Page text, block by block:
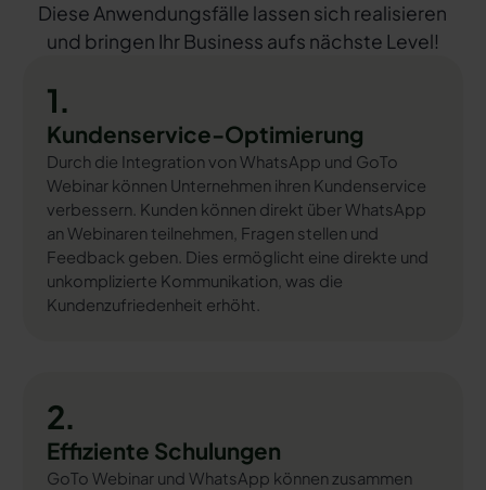
Diese Anwendungsfälle lassen sich realisieren
und bringen Ihr Business aufs nächste Level!
1.
Kundenservice-Optimierung
Durch die Integration von WhatsApp und GoTo
Webinar können Unternehmen ihren Kundenservice
verbessern. Kunden können direkt über WhatsApp
an Webinaren teilnehmen, Fragen stellen und
Feedback geben. Dies ermöglicht eine direkte und
unkomplizierte Kommunikation, was die
Kundenzufriedenheit erhöht.
2.
Effiziente Schulungen
GoTo Webinar und WhatsApp können zusammen